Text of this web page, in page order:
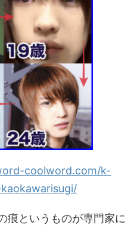
coolword.com/k-
痕というものが専門家に